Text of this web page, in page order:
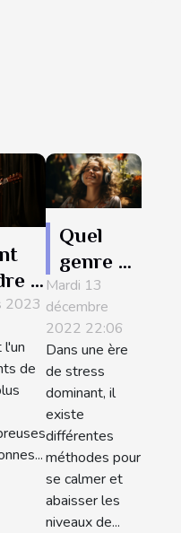
à
2023
de
Quel
genre de
musique
écouter
pour se
détendre
?
Mardi 13
décembre
2022 22:06
Dans une ère
de stress
dominant, il
existe
différentes
méthodes pour
se calmer et
abaisser les
niveaux de...